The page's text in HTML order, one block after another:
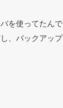
を使ってたんで
、バックアップ